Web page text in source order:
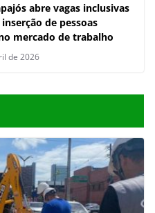
abre vagas inclusivas
de pessoas
mercado de trabalho
de 2026